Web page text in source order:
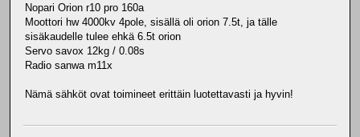
Nopari Orion r10 pro 160a
Moottori hw 4000kv 4pole, sisällä oli orion 7.5t, ja tälle
sisäkaudelle tulee ehkä 6.5t orion
Servo savox 12kg / 0.08s
Radio sanwa m11x
Nämä sähköt ovat toimineet erittäin luotettavasti ja hyvin!